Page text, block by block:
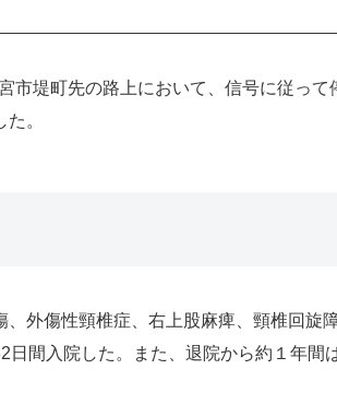
市堤町先の路上において、信号に従って
。
外傷性頸椎症、右上股麻痺、頸椎回旋
間入院した。また、退院から約１年間